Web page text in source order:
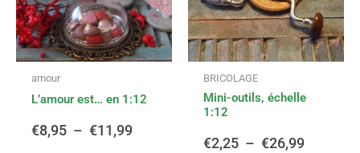
amour
L’amour est… en 1:12
€8,95 – €11,99
€8,95
€11,99
Les
options
peuvent
être
BRICOLAGE
Mini-outils, échelle
1:12
€2,25 – €26,99
€2,25
€26,99
Les
être